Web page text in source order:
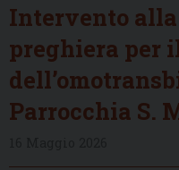
Intervento
preghiera per
Parrocchia S.